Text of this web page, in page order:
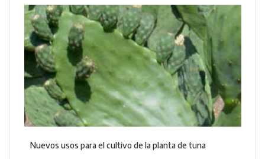
Nuevos usos para el cultivo de la planta de tuna